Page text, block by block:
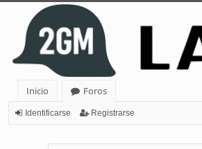
Inicio
Foros
Identificarse Registrarse